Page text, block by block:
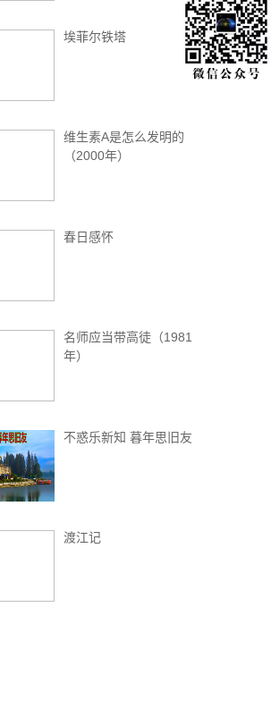
埃菲尔铁塔
维生素A是怎么发明的
（2000年）
春日感怀
名师应当带高徒（1981
年）
不惑乐新知 暮年思旧友
渡江记